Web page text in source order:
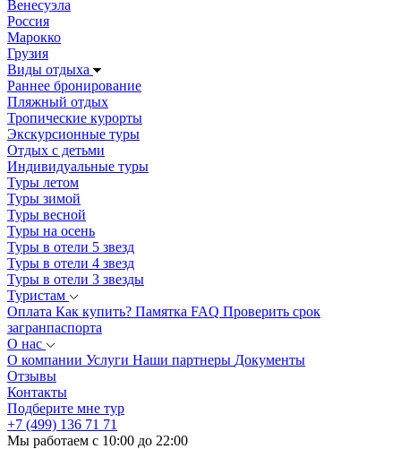
Венесуэла
Россия
Марокко
Грузия
Виды отдыха
Раннее бронирование
Пляжный отдых
Тропические курорты
Экскурсионные туры
Отдых с детьми
Индивидуальные туры
Туры летом
Туры зимой
Туры весной
Туры на осень
Туры в отели 5 звезд
Туры в отели 4 звезд
Туры в отели 3 звезды
Туристам
Оплата Как купить? Памятка FAQ Проверить срок
загранпаспорта
О нас
О компании Услуги Наши партнеры Документы
Отзывы
Контакты
Подберите мне тур
+7 (499) 136 71 71
Мы работаем с 10:00 до 22:00